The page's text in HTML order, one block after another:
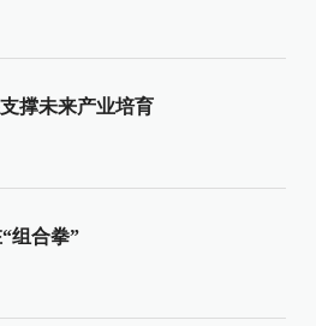
撑未来产业培育
组合拳”